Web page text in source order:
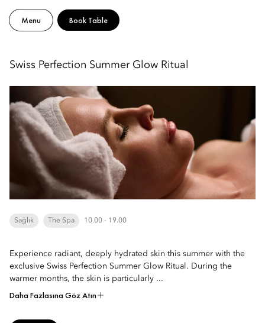
Menu Book Table
Swiss Perfection Summer Glow Ritual
Sağlık The Spa 10.00 - 19.00
Experience radiant, deeply hydrated skin this summer with the
exclusive Swiss Perfection Summer Glow Ritual. During the
warmer months, the skin is particularly ...
Daha Fazlasına Göz Atın